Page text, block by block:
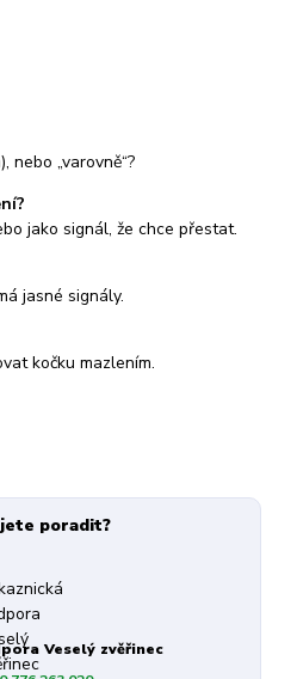
nebo „varovně“?
jako signál, že chce přestat.
jasné signály.
kočku mazlením.
poradit?
Veselý zvěřinec